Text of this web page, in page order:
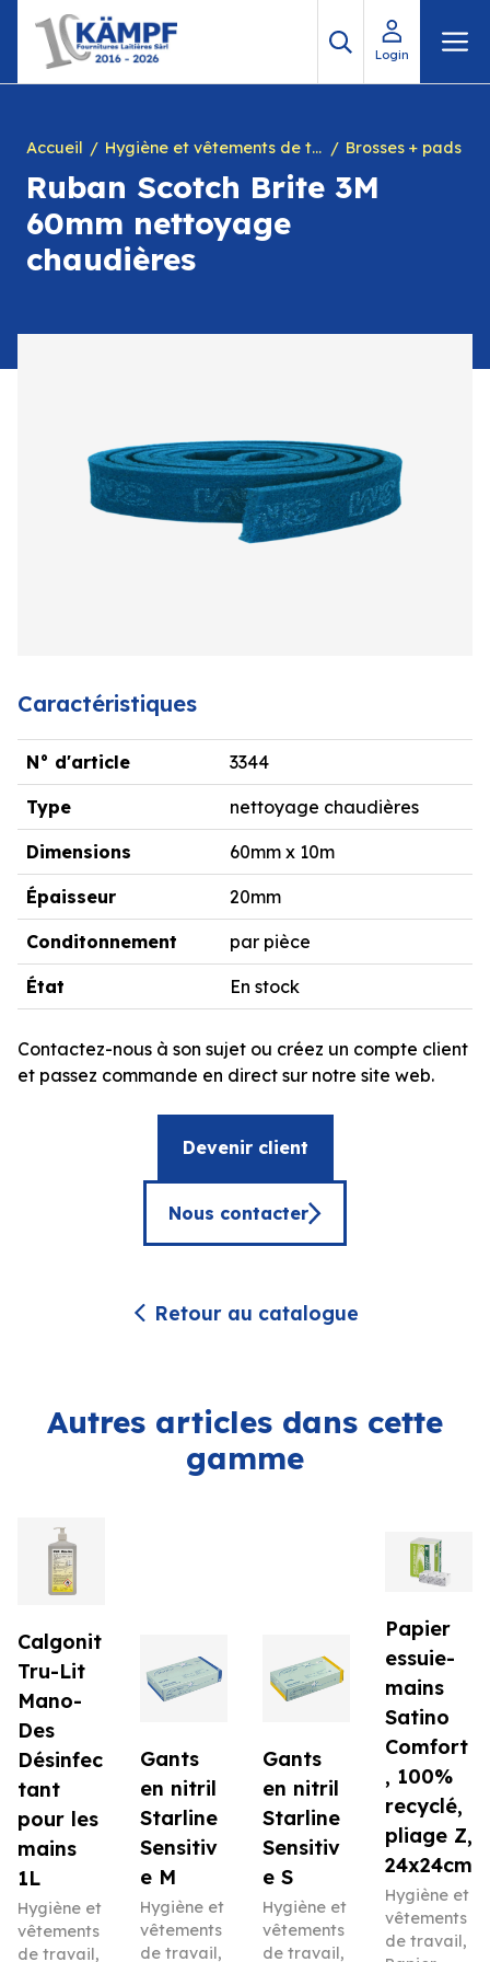
contenu
Login
Accueil Hygiène et vêtements de travail Brosses + pads
Ruban Scotch Brite 3M
60mm nettoyage
chaudières
Caractéristiques
N° d'article 3344
Type nettoyage chaudières
Dimensions 60mm x 10m
Épaisseur 20mm
Conditonnement par pièce
État En stock
Contactez-nous à son sujet ou créez un compte client
et passez commande en direct sur notre site web.
Devenir client
Nous contacter
Retour au catalogue
Autres articles dans cette
gamme
Calgonit
Tru-Lit
Mano-
Des
Désinfec
tant
pour les
mains
1L
Hygiène et
vêtements
de travail ,
Gants
en nitril
Starline
Sensitiv
e M
Hygiène et
vêtements
de travail,
Gants
en nitril
Starline
Sensitiv
e S
Hygiène et
vêtements
de travail,
Papier
essuie-
mains
Satino
Comfort
, 100%
recyclé,
pliage Z,
24x24cm
Hygiène et
vêtements
de travail,